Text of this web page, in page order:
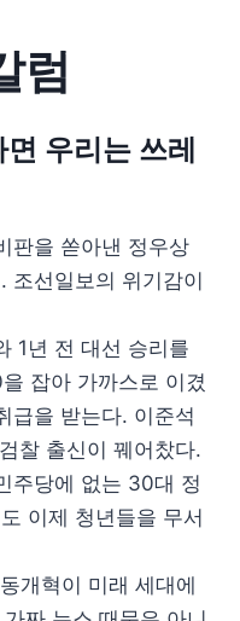
럼
우리는 쓰레
판을 쏟아낸 정우상
조선일보의 위기감이
1년 전 대선 승리를
잡아 가까스로 이겼
급을 받는다. 이준석
찰 출신이 꿰어찼다.
주당에 없는 30대 정
이제 청년들을 무서
개혁이 미래 세대에